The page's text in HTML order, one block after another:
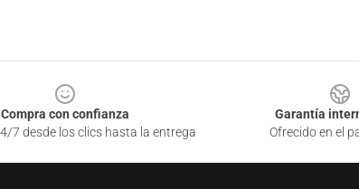
Compra con confianza
7 desde los clics hasta la entrega
Garantía
Ofrecido en el